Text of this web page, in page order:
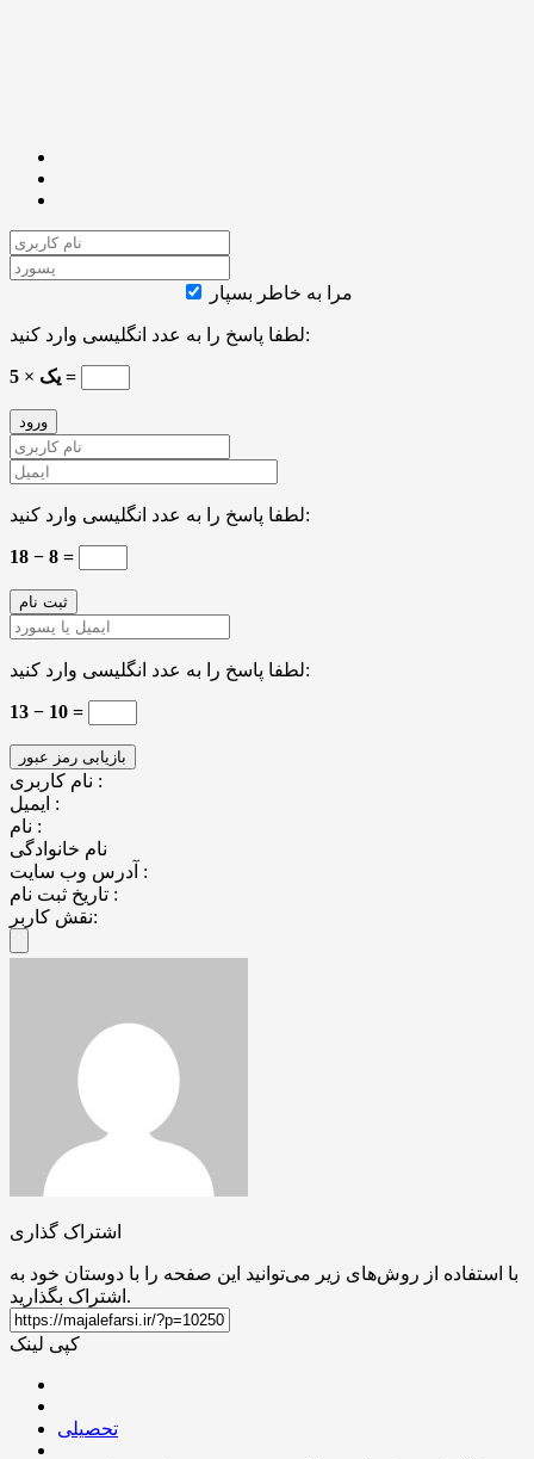
مرا به خاطر بسپار
لطفا پاسخ را به عدد انگلیسی وارد کنید:
5 × یک =
لطفا پاسخ را به عدد انگلیسی وارد کنید:
18 − 8 =
لطفا پاسخ را به عدد انگلیسی وارد کنید:
13 − 10 =
نام کاربری :
ایمیل :
نام :
نام خانوادگی
آدرس وب سایت :
تاریخ ثبت نام :
نقش کاربر:
اشتراک گذاری
با استفاده از روش‌های زیر می‌توانید این صفحه را با دوستان خود به
اشتراک بگذارید.
کپی لینک
تحصیلی